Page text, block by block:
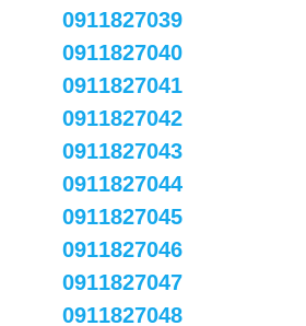
0911827039
0911827040
0911827041
0911827042
0911827043
0911827044
0911827045
0911827046
0911827047
0911827048